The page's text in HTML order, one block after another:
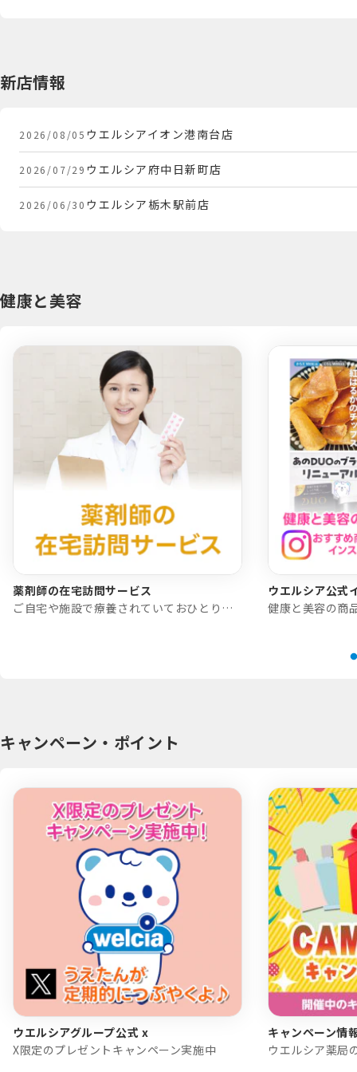
新店情報
健康と美容
薬剤師の在宅訪問サービス
ご自宅や施設で療養されていておひとりで通院できない、または介助が必要な方で主治医による指示がある方にご利用いただけます。
ウエルシア公式
キャンペーン・ポイント
ウエルシアグループ公式 x
X限定のプレゼントキャンペーン実施中
キャンペーン情